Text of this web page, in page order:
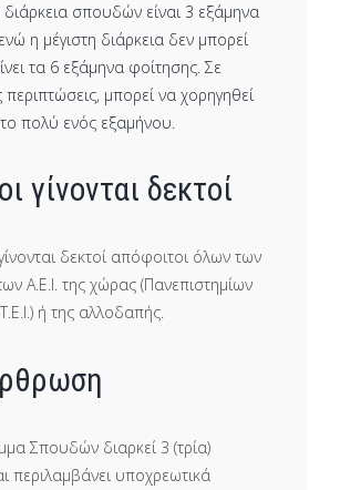
διάρκεια σπουδών είναι 3 εξάμηνα
η μέγιστη διάρκεια δεν μπορεί
τα 6 εξάμηνα φοίτησης. Σε
περιπτώσεις, μπορεί να χορηγηθεί
πολύ ενός εξαμήνου.
γίνονται δεκτοί
δεκτοί απόφοιτοι όλων των
Α.Ε.Ι. της χώρας (Πανεπιστημίων
ή της αλλοδαπής.
Σπουδών διαρκεί 3 (τρία)
περιλαμβάνει υποχρεωτικά